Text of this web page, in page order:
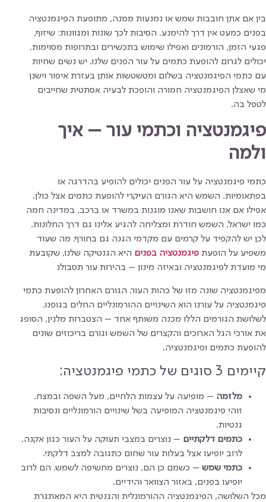
בין אם אתן חובבות שמש או נמנעות ממנה, מתופעת הפיגמנטציה
בפנים כמעט אין דרך להימנע. הסיבות לכך שונות ומגוונות: שיזוף,
פגעי הזמן, הורמונים ואפילו שימוש בתכשירים ובתרופות מסוימות,
יכולים לגרום להופעת כתמים על עור הפנים שלנו. יש נשים שחיות
עם כתמי הפיגמנטציה בשלום ומטשטשות אותן בעזרת איפור וישנן
מי שאצלן הפיגמנטציה חמורה והופכת לבעיה אסתטית שחייבים
לטפל בה.
פיגמנטציה וכתמי עור – איך
ולמה
כתמי פיגמנטציה על עור הפנים יכולים להופיע בהדרגה או
בפתאומיות. השמש היא הגורם העיקרי להופעת כתמים אצל כולן.
אפילו אם אנו חושבות שאנו מוגנות במשרד או ברכב, במדינה חמה
כמו ישראל, השמש חודרת ומצליחה להגיע אלינו גם דרך החלונות.
לכן יש להקפיד על קרמים עם מקדמי הגנה גם בחורף. מה שעוד
משפיע על הופעת פיגמנטציה בפנים היא הגנטיקה שלנו, שקובעת
מי מועדת לפיגמנטציה ובאיזה מינון – בהירות עור תסבולנ
מפיגמנטציה שונה מזו של כהות העור. הגורם האחרון להופעת כתמי
פיגמנטציה על עורנו הוא השינויים ההורמונליים החלים בגופנו.
לשלושת הגורמים הללו מכנה משותף אחד – הצטברות מלנין, הסופג
את אורכי הגל הארוכים והקצרים של השמש וגורם בריכוזים שונים
להופעת כתמים ופיגמנטציה.
קיימים 3 סוגים של כתמי פיגמנטציה:
מלזמה – מופיעה על עצמות הלחיים, מעל השפה ובמצח.
זוהי פיגמנטציה המופיעה בשל שינויים הורמונליים ונסיבות
גנטיות.
כתמים דלקתיים – נוצרים במצבי תעוקה על העור כגון אקנה.
לרוב יופיעו אצל בעלות עור שחום כתגובה למצב דלקתי.
כתמי שמש – כשמם כן הם, נוצרים מחשיפה לשמש. הם לרוב
יופיעו בפנים, באזור הצוואר והידיים.
מכל השלושה, הפיגמנטציה ההורמונלית והגנטית היא המאתגרת